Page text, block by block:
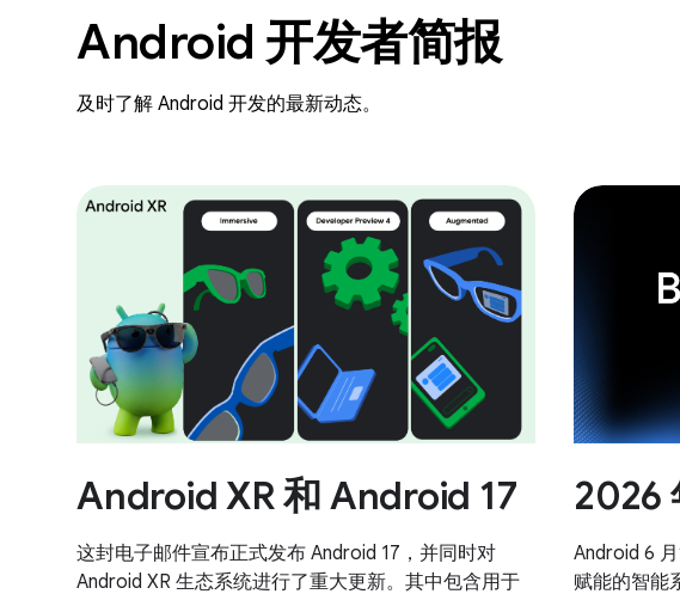
Android 开发者简报
及时了解 Android 开发的最新动态。
Android XR 和 Android 17
这封电子邮件宣布正式发布 Android 17，并同时对
Android XR 生态系统进行了重大更新。其中包含用于
2026
Android 6
赋能的智能